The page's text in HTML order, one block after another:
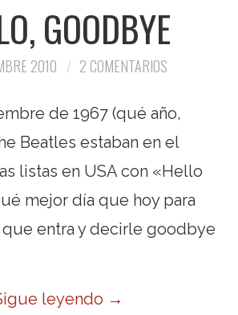
GOODBYE
2010 2 COMENTARIOS
de 1967 (qué año,
Beatles estaban en el
listas en USA con «Hello
mejor día que hoy para
que entra y decirle goodbye
leyendo →